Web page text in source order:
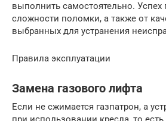
выполнить самостоятельно. Успех
сложности поломки, а также от
выбранных для устранения
Правила эксплуатации
Замена газового лифта
Если не сжимается газпатрон, а